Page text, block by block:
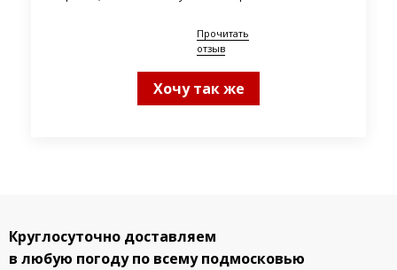
Прочитать
отзыв
Хочу так же
Круглосуточно доставляем
в любую погоду по всему подмосковью